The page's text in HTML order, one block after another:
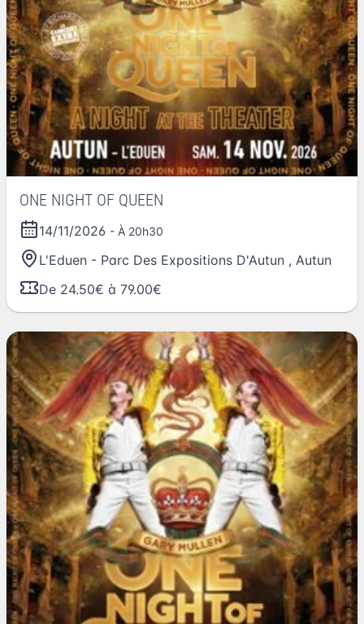
ONE NIGHT OF QUEEN
14/11/2026 - À 20h30
L'Eduen - Parc Des Expositions D'Autun , Autun
De 24.50€ à 79.00€